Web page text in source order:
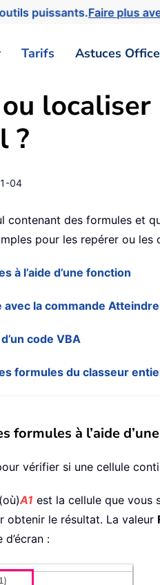
puissants.Faire plus
Tarifs Astuces
?
04
contenant des formules et
pour les repérer ou les
à l’aide d’une fonction
la commande
code VBA
formules du classeur
formules à l’aide
vérifier si une cellule
(où)A1 est la cellule que vous
obtenir le résultat. La valeur
: